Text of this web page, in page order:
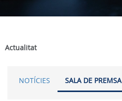
Actualitat
NOTÍCIES SALA DE PREMSA